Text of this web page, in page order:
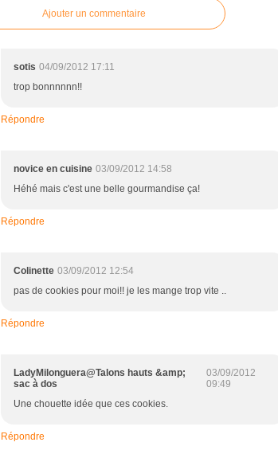
Ajouter un commentaire
sotis 04/09/2012 17:11
trop bonnnnnn!!
Répondre
novice en cuisine 03/09/2012 14:58
Héhé mais c'est une belle gourmandise ça!
Répondre
Colinette 03/09/2012 12:54
pas de cookies pour moi!! je les mange trop vite ..
Répondre
LadyMilonguera@Talons hauts &amp;
sac à dos
03/09/2012
09:49
Une chouette idée que ces cookies.
Répondre